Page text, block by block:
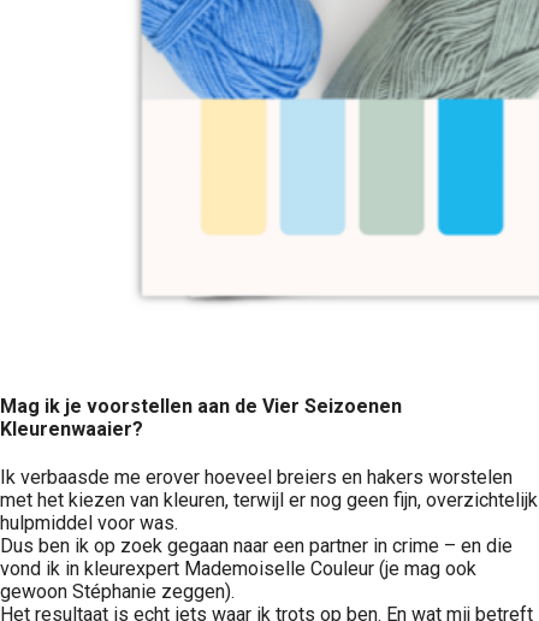
Mag ik je voorstellen aan de Vier Seizoenen
Kleurenwaaier?
Ik verbaasde me erover hoeveel breiers en hakers worstelen
met het kiezen van kleuren, terwijl er nog geen fijn, overzichtelijk
hulpmiddel voor was.
Dus ben ik op zoek gegaan naar een partner in crime – en die
vond ik in kleurexpert Mademoiselle Couleur (je mag ook
gewoon Stéphanie zeggen).
Het resultaat is echt iets waar ik trots op ben. En wat mij betreft